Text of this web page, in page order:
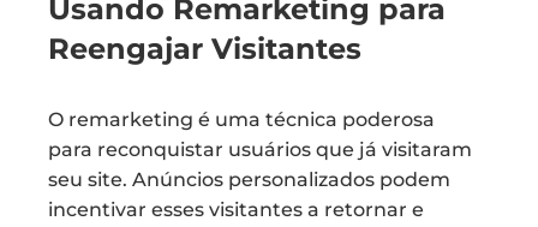
Usando Remarketing para
Reengajar Visitantes
O remarketing é uma técnica poderosa
para reconquistar usuários que já visitaram
seu site. Anúncios personalizados podem
incentivar esses visitantes a retornar e